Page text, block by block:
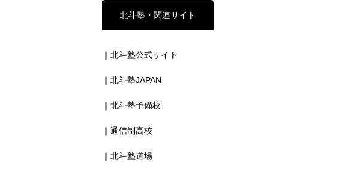
北斗塾・関連サイト
｜北斗塾公式サイト
｜北斗塾JAPAN
｜北斗塾予備校
｜通信制高校
｜北斗塾道場